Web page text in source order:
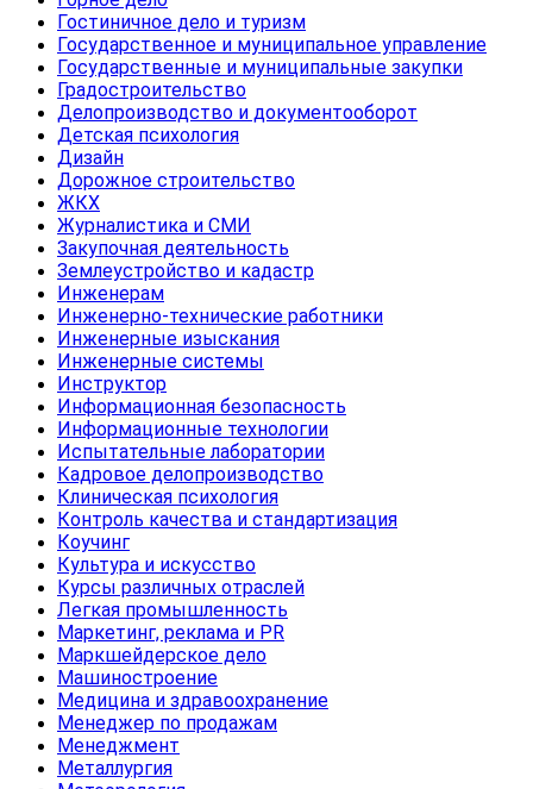
Гостиничное дело и туризм
Государственное и муниципальное управление
Государственные и муниципальные закупки
Градостроительство
Делопроизводство и документооборот
Детская психология
Дизайн
Дорожное строительство
ЖКХ
Журналистика и СМИ
Закупочная деятельность
Землеустройство и кадастр
Инженерам
Инженерно-технические работники
Инженерные изыскания
Инженерные системы
Инструктор
Информационная безопасность
Информационные технологии
Испытательные лаборатории
Кадровое делопроизводство
Клиническая психология
Контроль качества и стандартизация
Коучинг
Культура и искусство
Курсы различных отраслей
Легкая промышленность
Маркетинг, реклама и PR
Маркшейдерское дело
Машиностроение
Медицина и здравоохранение
Менеджер по продажам
Менеджмент
Металлургия